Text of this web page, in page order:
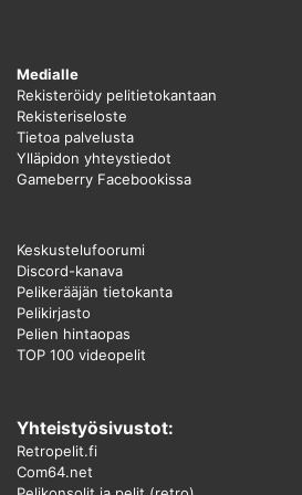
Medialle
Rekisteröidy pelitietokantaan
Rekisteriseloste
Tietoa palvelusta
Ylläpidon yhteystiedot
Gameberry Facebookissa
Keskustelufoorumi
Discord-kanava
Pelikerääjän tietokanta
Pelikirjasto
Pelien hintaopas
TOP 100 videopelit
Yhteistyösivustot:
Retropelit.fi
Com64.net